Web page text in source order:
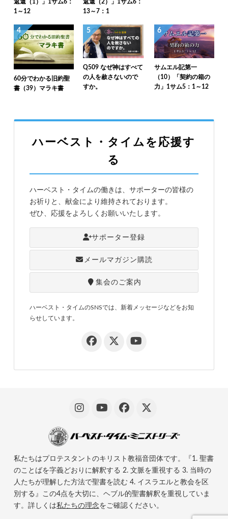
返還（1）」1サム6：
1～12
返還（2）」1サム6：
13～7：1
4
60分でわかる旧約聖
書（39）マラキ書
5
Q509 なぜ神はすべて
の人を赦さないので
すか。
6
サムエル記第一
（10）「契約の箱の
力」1サム5：1～12
ハーベスト・タイムを応援す
る
ハーベスト・タイムの働きは、サポーターの皆様の
お祈りと、献金により維持されております。
ぜひ、応援をよろしくお願いいたします。
サポーター登録
メールマガジン購読
集会のご案内
ハーベスト・タイムのSNSでは、新着メッセージなどをお知
らせしています。
私たちはプロテスタントのキリスト教福音団体です。『1. 聖書
のことばを字義どおりに解釈する 2. 文脈を重視する 3. 当時の
人たちが理解した方法で聖書を読む 4. イスラエルと教会を区
別する』この4点を大切に、ヘブル的聖書解釈を重視していま
す。詳しくは私たちの理念をご確認ください。